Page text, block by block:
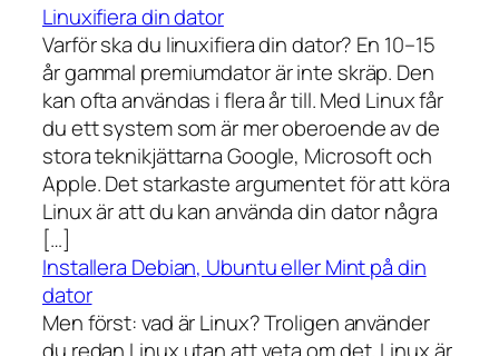
Linuxifiera din dator
Varför ska du linuxifiera din dator? En 10–15
år gammal premiumdator är inte skräp. Den
kan ofta användas i flera år till. Med Linux får
du ett system som är mer oberoende av de
stora teknikjättarna Google, Microsoft och
Apple. Det starkaste argumentet för att köra
Linux är att du kan använda din dator några
[…]
Installera Debian, Ubuntu eller Mint på din
dator
Men först: vad är Linux? Troligen använder